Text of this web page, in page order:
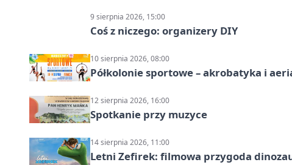
9 sierpnia 2026, 15:00
Coś z niczego: organizery DIY
10 sierpnia 2026, 08:00
Półkolonie sportowe – akrobatyka i
12 sierpnia 2026, 16:00
Spotkanie przy muzyce
14 sierpnia 2026, 11:00
Letni Zefirek: filmowa przygoda